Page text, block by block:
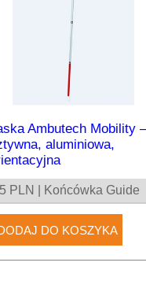
Ambutech Mobility –
aluminiowa,